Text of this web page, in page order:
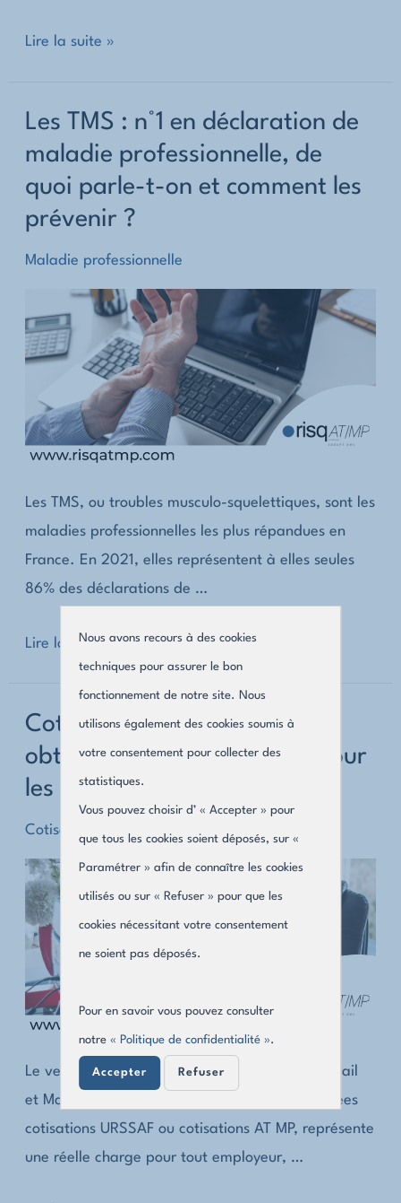
Nous avons recours à des cookies
techniques pour assurer le bon
fonctionnement de notre site. Nous
utilisons également des cookies soumis à
votre consentement pour collecter des
statistiques.
Vous pouvez choisir d’ « Accepter » pour
que tous les cookies soient déposés, sur «
Paramétrer » afin de connaître les cookies
utilisés ou sur « Refuser » pour que les
cookies nécessitant votre consentement
ne soient pas déposés.
Pour en savoir vous pouvez consulter
notre« Politique de confidentialité ».
Accepter Refuser
Déclaration
professionnelle,
quel
coût
?
Lire la suite »
Les TMS : n°1 en déclaration de
maladie professionnelle, de
quoi parle-t-on et comment les
prévenir ?
Maladie professionnelle
Les TMS, ou troubles musculo-squelettiques, sont les
maladies professionnelles les plus répandues en
France. En 2021, elles représentent à elles seules
86% des déclarations de …
Les
n°1
en
déclaration
maladie
professionnelle,
de
quoi
parle-
t-
on
comment
les
prévenir
?
Lire la suite »
Cotisation AT MP : comment
obtenir un taux spécifique pour
les fonctions support ?
Cotisation AT MP
Le versement des cotisations Accidents du Travail
et Maladies Professionnelles, également appelées
cotisations URSSAF ou cotisations AT MP, représente
une réelle charge pour tout employeur, …